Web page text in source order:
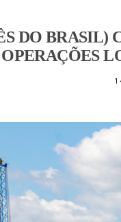
DO BRASIL)
OPERAÇÕES